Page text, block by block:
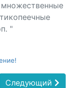
"
Следующий